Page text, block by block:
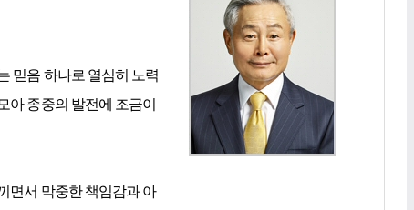
믿음 하나로 열심히 노력
아 종중의 발전에 조금이
면서 막중한 책임감과 아